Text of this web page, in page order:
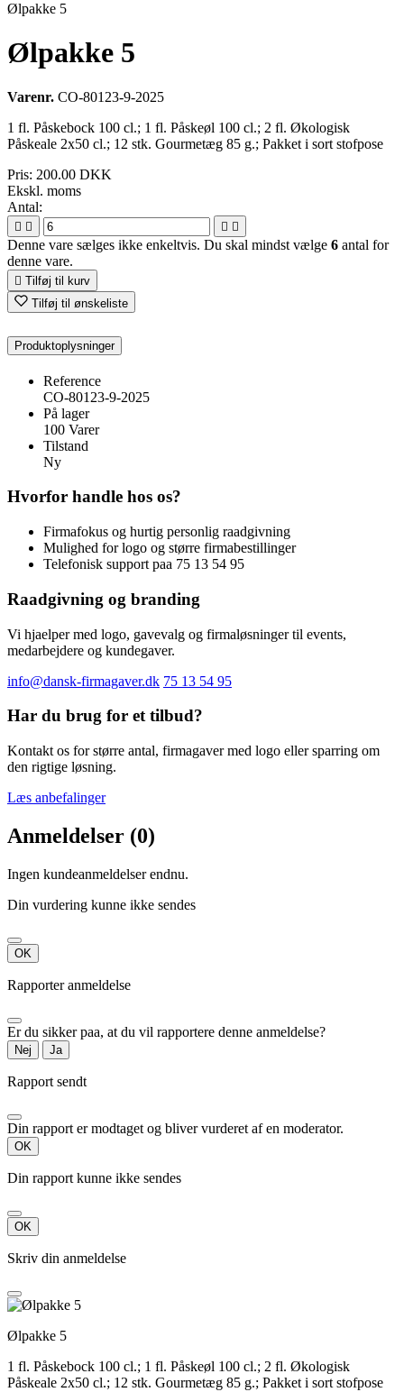
Ølpakke 5
Ølpakke 5
Varenr. CO-80123-9-2025
1 fl. Påskebock 100 cl.; 1 fl. Påskeøl 100 cl.; 2 fl. Økologisk
Påskeale 2x50 cl.; 12 stk. Gourmetæg 85 g.; Pakket i sort stofpose
Pris: 200.00 DKK
Ekskl. moms
Antal:
   
Denne vare sælges ikke enkeltvis. Du skal mindst vælge 6 antal for
denne vare.
 Tilføj til kurv
Tilføj til ønskeliste
Produktoplysninger
Reference
CO-80123-9-2025
På lager
100 Varer
Tilstand
Ny
Hvorfor handle hos os?
Firmafokus og hurtig personlig raadgivning
Mulighed for logo og større firmabestillinger
Telefonisk support paa 75 13 54 95
Raadgivning og branding
Vi hjaelper med logo, gavevalg og firmaløsninger til events,
medarbejdere og kundegaver.
info@dansk-firmagaver.dk 75 13 54 95
Har du brug for et tilbud?
Kontakt os for større antal, firmagaver med logo eller sparring om
den rigtige løsning.
Læs anbefalinger
Anmeldelser (0)
Ingen kundeanmeldelser endnu.
Din vurdering kunne ikke sendes
OK
Rapporter anmeldelse
Er du sikker paa, at du vil rapportere denne anmeldelse?
Nej Ja
Rapport sendt
Din rapport er modtaget og bliver vurderet af en moderator.
OK
Din rapport kunne ikke sendes
OK
Skriv din anmeldelse
Ølpakke 5
1 fl. Påskebock 100 cl.; 1 fl. Påskeøl 100 cl.; 2 fl. Økologisk
Påskeale 2x50 cl.; 12 stk. Gourmetæg 85 g.; Pakket i sort stofpose